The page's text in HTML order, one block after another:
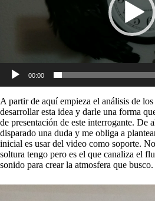
00:00
A partir de aquí empieza el análisis de
desarrollar esta idea y darle una forma
de presentación de este interrogante. De
disparado una duda y me obliga a
inicial es usar del video como soporte.
soltura tengo pero es el que canaliza el
sonido para crear la atmosfera que busco.